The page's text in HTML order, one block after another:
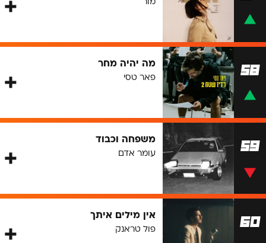
58 מה יהיה מחר
פאר טסי
59 משפחה וכבוד
עומר אדם
60 אין מילים איתך
פול טראנק